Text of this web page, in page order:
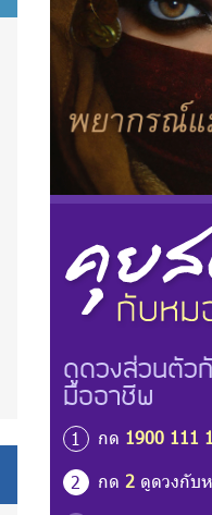
ดูดวงส่วนตัว
มืออาชีพ
1 กด 1900 111
2
กด 2ดูดวงกับ